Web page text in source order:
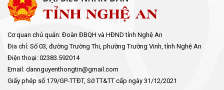
Cơ quan chủ quản: Đoàn ĐBQH và HĐND tỉnh Nghệ An
Địa chỉ: Số 03, đường Trường Thi, phường Trường Vinh, tỉnh Nghệ An
Điện thoại: 02383.592014
Email: dannguyenthongtin@gmail.com
Giấy phép số 179/GP-TTĐT, Sở TT&TT cấp ngày 31/12/2021